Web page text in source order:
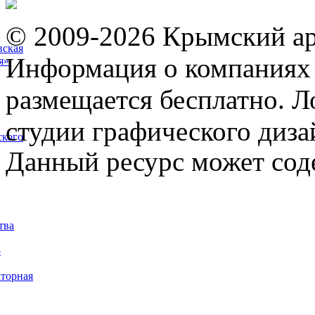
© 2009-2026 Крымский
Информация о компаниях
размещается бесплатно.
студии графического
Данный ресурс может